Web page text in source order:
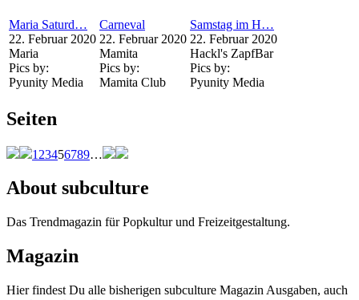
Maria Saturd…
22. Februar 2020
Maria
Pics by:
Pyunity Media
Carneval
22. Februar 2020
Mamita
Pics by:
Mamita Club
Samstag im H…
22. Februar 2020
Hackl's ZapfBar
Pics by:
Pyunity Media
Seiten
1 23456789…
About subculture
Das Trendmagazin für Popkultur und Freizeitgestaltung.
Magazin
Hier findest Du alle bisherigen subculture Magazin Ausgaben, auch